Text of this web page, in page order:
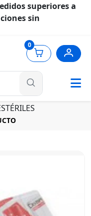
superiores a
sin
0